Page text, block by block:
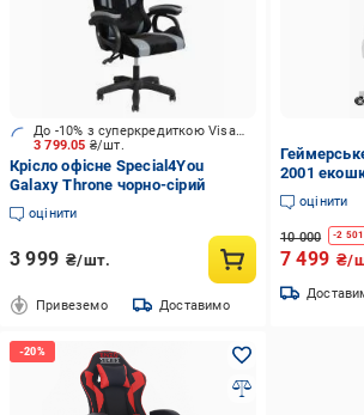
3 799.05 ₴/шт.
До -10% з суперкредиткою Visa Вигода
Крісло офісне Special4You
Galaxy Throne чорно-сірий
оцінити
3 999 ₴/шт.
Привеземо Доставимо
2001
оцінити
10 000 -2 501
7 499 ₴/